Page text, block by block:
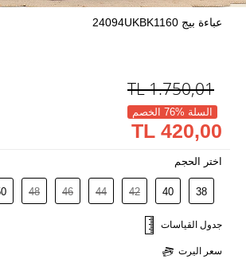
عباءة بيج 24094UKBK1160
1.750,01
TL
السلة %76 الخصم
420,00 TL
اختر الحجم
38
40
42
44
46
48
جدول القياسات
سعر اليرت